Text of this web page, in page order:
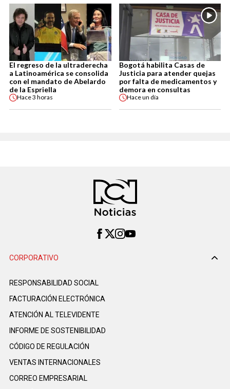
El regreso de la ultraderecha
a Latinoamérica se consolida
con el mandato de Abelardo
de la Espriella
Hace3 horas
Bogotá habilita Casas de
Justicia para atender quejas
por falta de medicamentos y
demora en consultas
Haceun día
CORPORATIVO
RESPONSABILIDAD SOCIAL
FACTURACIÓN ELECTRÓNICA
ATENCIÓN AL TELEVIDENTE
INFORME DE SOSTENIBILIDAD
CÓDIGO DE REGULACIÓN
VENTAS INTERNACIONALES
CORREO EMPRESARIAL